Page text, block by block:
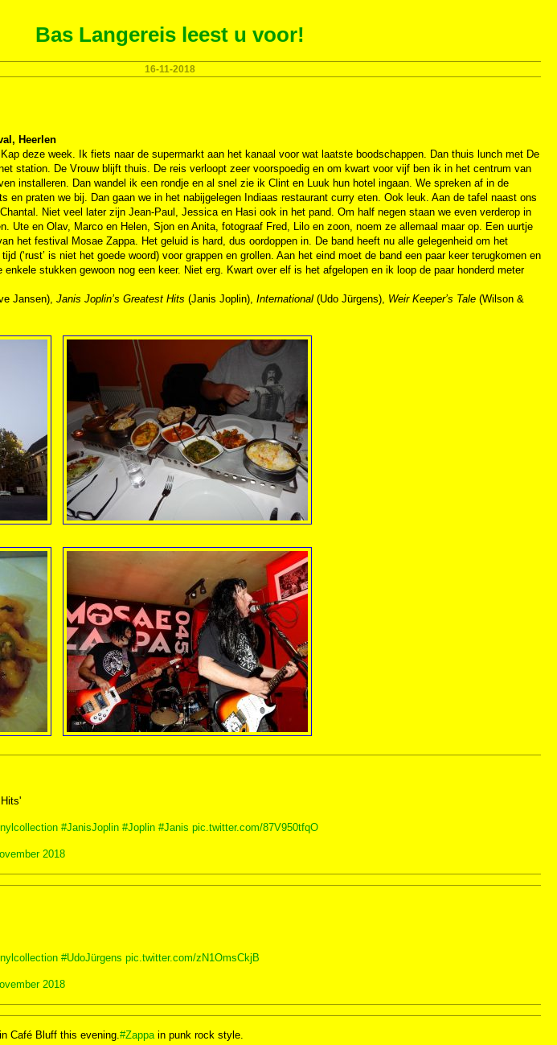
Bas Langereis leest u voor!
16-11-2018
Heerlen
deze week. Ik fiets naar de supermarkt aan het kanaal voor wat laatste boodschappen. Dan thuis lunch met De
station. De Vrouw blijft thuis. De reis verloopt zeer voorspoedig en om kwart voor vijf ben ik in het centrum van
installeren. Dan wandel ik een rondje en al snel zie ik Clint en Luuk hun hotel ingaan. We spreken af in de
en praten we bij. Dan gaan we in het nabijgelegen Indiaas restaurant curry eten. Ook leuk. Aan de tafel naast ons
Niet veel later zijn Jean-Paul, Jessica en Hasi ook in het pand. Om half negen staan we even verderop in
Ute en Olav, Marco en Helen, Sjon en Anita, fotograaf Fred, Lilo en zoon, noem ze allemaal maar op. Een uurtje
het festival Mosae Zappa. Het geluid is hard, dus oordoppen in. De band heeft nu alle gelegenheid om het
(‘rust’ is niet het goede woord) voor grappen en grollen. Aan het eind moet de band een paar keer terugkomen en
stukken gewoon nog een keer. Niet erg. Kwart over elf is het afgelopen en ik loop de paar honderd meter
Jansen), Janis Joplin’s Greatest Hits (Janis Joplin), International (Udo Jürgens), Weir Keeper’s Tale (Wilson &
#JanisJoplin #Joplin #Janis pic.twitter.com/87V950tfqO
2018
#UdoJürgens pic.twitter.com/zN1OmsCkjB
2018
Café Bluff this evening.#Zappain punk rock style.